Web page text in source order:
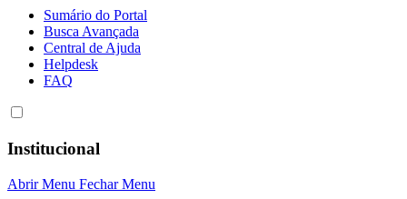
Sumário do Portal
Busca Avançada
Central de Ajuda
Helpdesk
FAQ
Institucional
Abrir Menu Fechar Menu